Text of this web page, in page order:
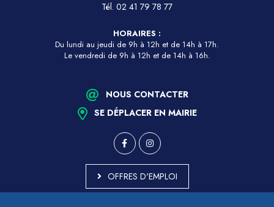
Tél. 02 41 79 78 77
HORAIRES :
Du lundi au jeudi de 9h à 12h et de 14h à 17h.
Le vendredi de 9h à 12h et de 14h à 16h.
NOUS CONTACTER
SE DÉPLACER EN MAIRIE
OFFRES D'EMPLOI